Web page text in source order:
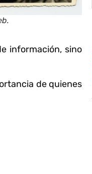
información, sino
de quienes